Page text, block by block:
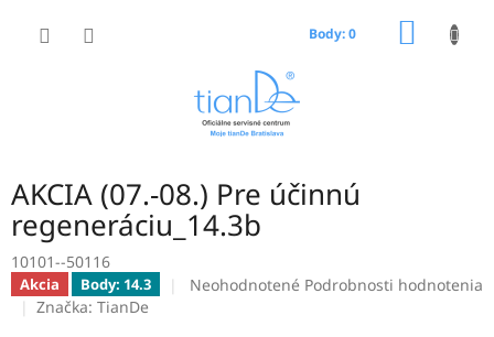
Body: 0
AKCIA (07.-08.) Pre účinnú
regeneráciu_14.3b
10101--50116
Akcia Body: 14.3
Priemerné
Neohodnotené Podrobnosti hodnotenia
Značka: TianDe